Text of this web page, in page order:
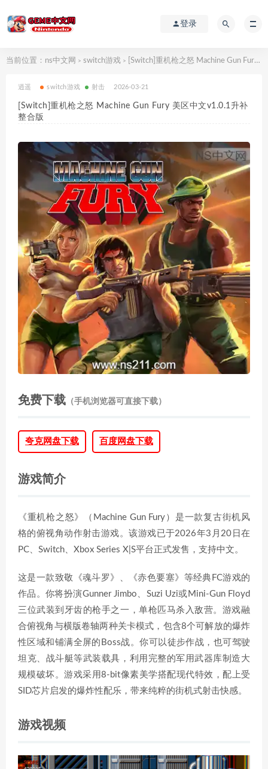
登录
当前位置： ns中文网 > switch游戏 > [Switch]重机枪之怒 Machine Gun Fury 美区中文v1.0.1升补整合版
逍遥 switch游戏 射击 2026-03-21
[Switch]重机枪之怒 Machine Gun Fury 美区中文v1.0.1升补
整合版
免费下载 （手机浏览器可直接下载）
夸克网盘下载 百度网盘下载
游戏简介
《重机枪之怒》（Machine Gun Fury）是一款复古街机风
格的俯视角动作射击游戏。该游戏已于2026年3月20日在
PC、Switch、Xbox Series X|S平台正式发售，支持中文。
这是一款致敬《魂斗罗》、《赤色要塞》等经典FC游戏的
作品。你将扮演Gunner Jimbo、Suzi Uzi或Mini-Gun Floyd
三位武装到牙齿的枪手之一，单枪匹马杀入敌营。游戏融
合俯视角与横版卷轴两种关卡模式，包含8个可解放的爆炸
性区域和铺满全屏的Boss战。你可以徒步作战，也可驾驶
坦克、战斗艇等武装载具，利用完整的军用武器库制造大
规模破坏。游戏采用8-bit像素美学搭配现代特效，配上受
SID芯片启发的爆炸性配乐，带来纯粹的街机式射击快感。
游戏视频